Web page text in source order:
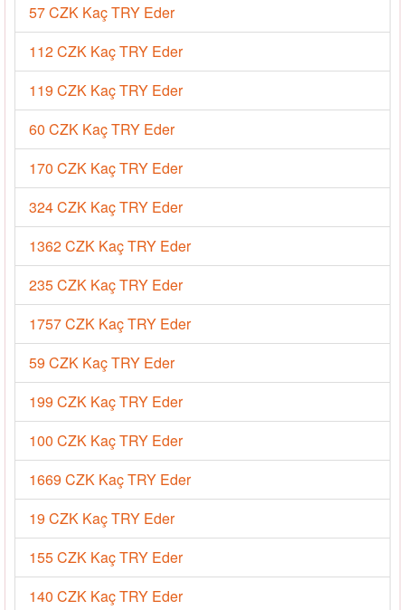
57 CZK Kaç TRY Eder
112 CZK Kaç TRY Eder
119 CZK Kaç TRY Eder
60 CZK Kaç TRY Eder
170 CZK Kaç TRY Eder
324 CZK Kaç TRY Eder
1362 CZK Kaç TRY Eder
235 CZK Kaç TRY Eder
1757 CZK Kaç TRY Eder
59 CZK Kaç TRY Eder
199 CZK Kaç TRY Eder
100 CZK Kaç TRY Eder
1669 CZK Kaç TRY Eder
19 CZK Kaç TRY Eder
155 CZK Kaç TRY Eder
140 CZK Kaç TRY Eder